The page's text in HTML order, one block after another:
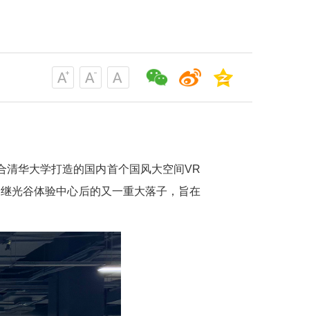
清华大学打造的国内首个国风大空间VR
光谷体验中心后的又一重大落子，旨在